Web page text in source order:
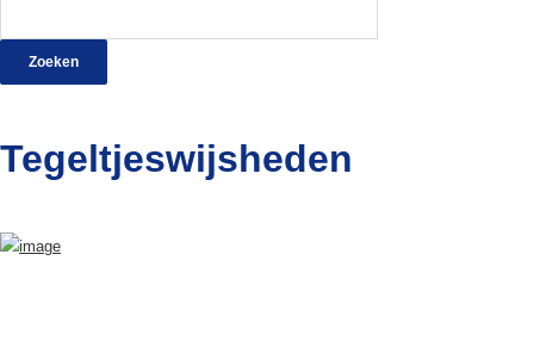
Tegeltjeswijsheden